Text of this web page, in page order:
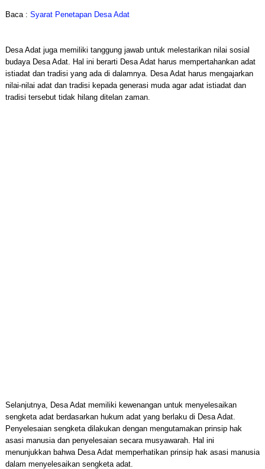
Baca : Syarat Penetapan Desa Adat
Desa Adat juga memiliki tanggung jawab untuk melestarikan nilai sosial
budaya Desa Adat. Hal ini berarti Desa Adat harus mempertahankan adat
istiadat dan tradisi yang ada di dalamnya. Desa Adat harus mengajarkan
nilai-nilai adat dan tradisi kepada generasi muda agar adat istiadat dan
tradisi tersebut tidak hilang ditelan zaman.
Selanjutnya, Desa Adat memiliki kewenangan untuk menyelesaikan
sengketa adat berdasarkan hukum adat yang berlaku di Desa Adat.
Penyelesaian sengketa dilakukan dengan mengutamakan prinsip hak
asasi manusia dan penyelesaian secara musyawarah. Hal ini
menunjukkan bahwa Desa Adat memperhatikan prinsip hak asasi manusia
dalam menyelesaikan sengketa adat.